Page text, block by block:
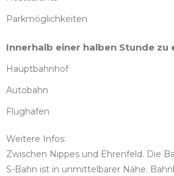
Parkmöglichkeiten
Innerhalb einer halben Stunde zu
Hauptbahnhof
Autobahn
Flughafen
Weitere Infos:
Zwischen Nippes und Ehrenfeld. Die
S-Bahn ist in unmittelbarer Nähe.